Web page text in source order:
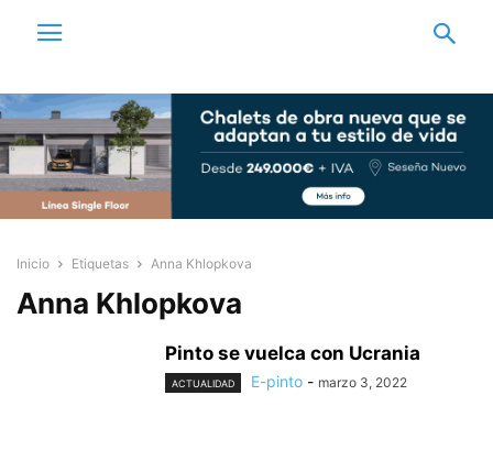
Inicio Etiquetas Anna Khlopkova
Anna Khlopkova
Pinto se vuelca con Ucrania
ACTUALIDAD E-pinto - marzo 3, 2022